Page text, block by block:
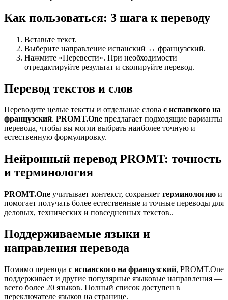
Как пользоваться: 3 шага к переводу
Вставьте текст.
Выберите направление испанский ↔ французский.
Нажмите «Перевести». При необходимости
отредактируйте результат и скопируйте перевод.
Перевод текстов и слов
Переводите целые тексты и отдельные слова с испанского на
французский. PROMT.One предлагает подходящие варианты
перевода, чтобы вы могли выбрать наиболее точную и
естественную формулировку.
Нейронный перевод PROMT: точность
и терминология
PROMT.One учитывает контекст, сохраняет терминологию и
помогает получать более естественные и точные переводы для
деловых, технических и повседневных текстов..
Поддерживаемые языки и
направления перевода
Помимо перевода с испанского на французский, PROMT.One
поддерживает и другие популярные языковые направления —
всего более 20 языков. Полный список доступен в
переключателе языков на странице.